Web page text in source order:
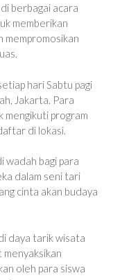
berbagai acara
memberikan
mempromosikan
hari Sabtu pagi
Jakarta. Para
mengikuti program
di lokasi.
wadah bagi para
dalam seni tari
cinta akan budaya
daya tarik wisata
oleh para siswa